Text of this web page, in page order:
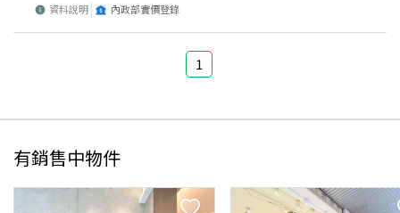
資料說明 內政部實價登錄
1
有銷售中物件